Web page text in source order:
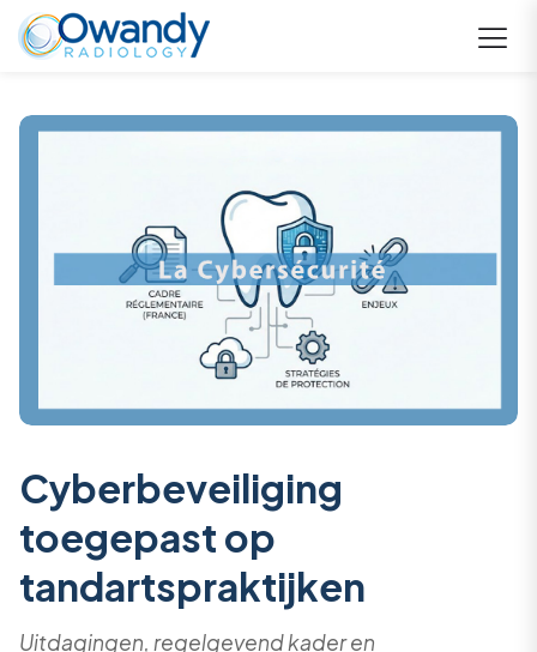
Cyberbeveiliging
toegepast op
tandartspraktijken
Uitdagingen, regelgevend kader en